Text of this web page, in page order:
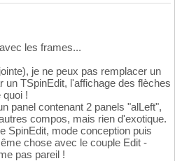
les frames...
je ne peux pas remplacer un
un TSpinEdit, l'affichage des flèches
quoi !
panel contenant 2 panels "alLeft",
compos, mais rien d'exotique.
SpinEdit, mode conception puis
chose avec le couple Edit -
pas pareil !